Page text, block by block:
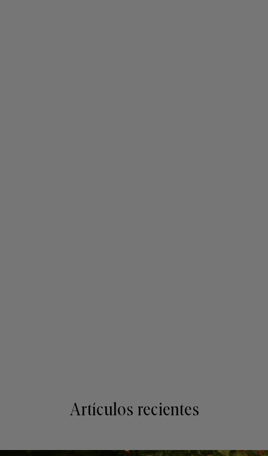
Artículos recientes